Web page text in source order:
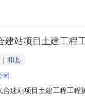
站项目土建工程
和县
司
建站项目土建工程工